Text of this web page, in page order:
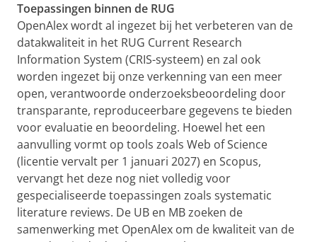
Toepassingen binnen de RUG
OpenAlex wordt al ingezet bij het verbeteren van de
datakwaliteit in het RUG Current Research
Information System (CRIS-systeem) en zal ook
worden ingezet bij onze verkenning van een meer
open, verantwoorde onderzoeksbeoordeling door
transparante, reproduceerbare gegevens te bieden
voor evaluatie en beoordeling. Hoewel het een
aanvulling vormt op tools zoals Web of Science
(licentie vervalt per 1 januari 2027) en Scopus,
vervangt het deze nog niet volledig voor
gespecialiseerde toepassingen zoals systematic
literature reviews. De UB en MB zoeken de
samenwerking met OpenAlex om de kwaliteit van de